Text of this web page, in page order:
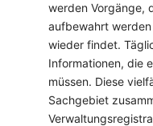
werden Vorgänge,
aufbewahrt
wieder findet.
Informationen, die
müssen. Diese
Sachgebiet